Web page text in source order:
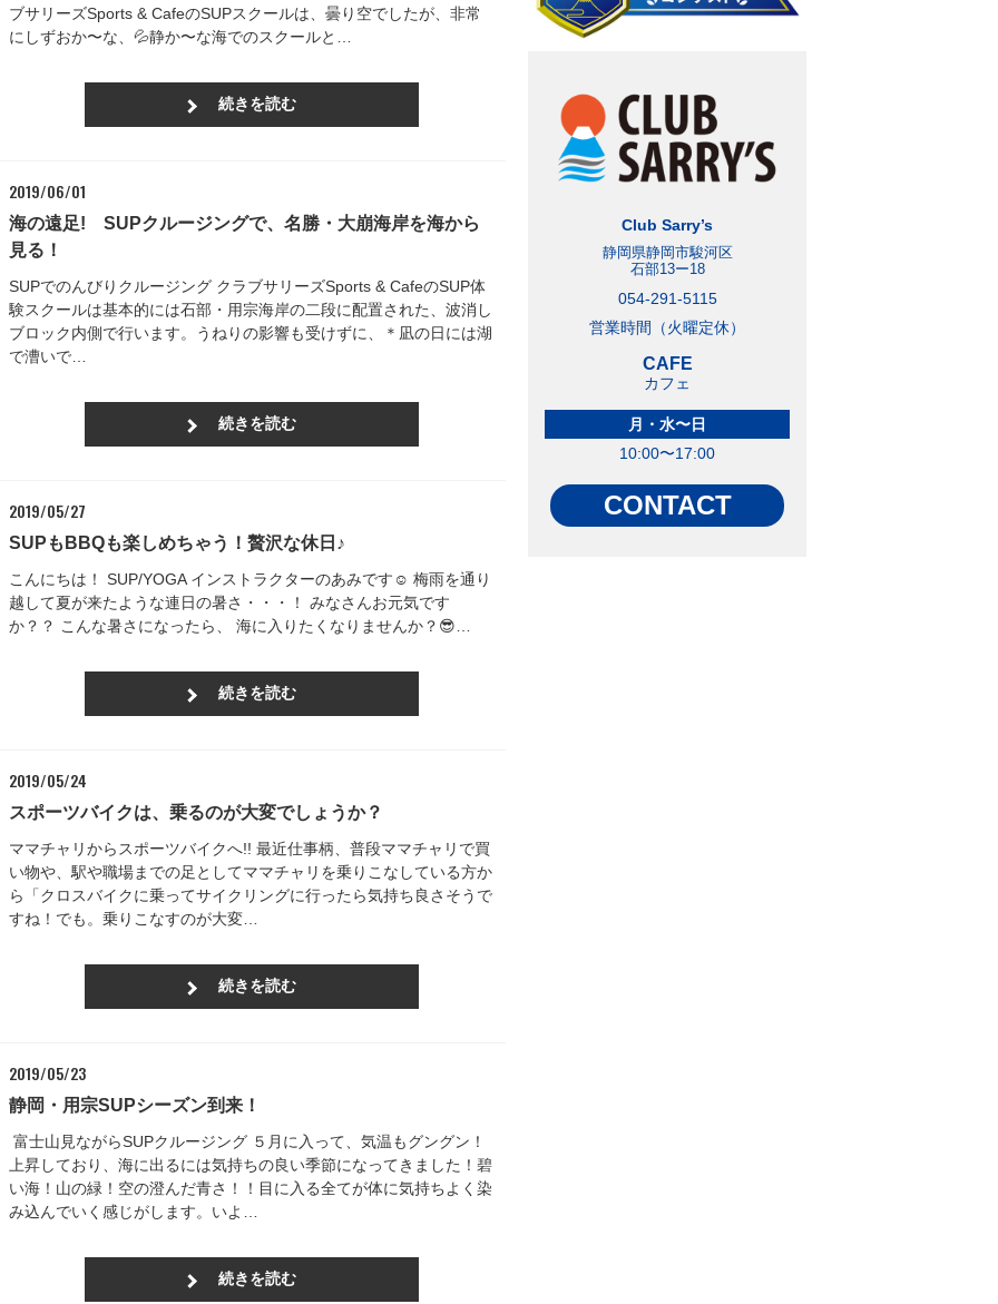
ブサリーズSports & CafeのSUPスクールは、曇り空でしたが、非常
にしずおか〜な、💦静か〜な海でのスクールと…
続きを読む
2019/06/01
海の遠足! SUPクルージングで、名勝・大崩海岸を海から
見る！
SUPでのんびりクルージング クラブサリーズSports & CafeのSUP体
験スクールは基本的には石部・用宗海岸の二段に配置された、波消し
ブロック内側で行います。うねりの影響も受けずに、＊凪の日には湖
で漕いで…
続きを読む
2019/05/27
SUPもBBQも楽しめちゃう！贅沢な休日♪
こんにちは！ SUP/YOGA インストラクターのあみです☺ 梅雨を通り
越して夏が来たような連日の暑さ・・・！ みなさんお元気です
か？？ こんな暑さになったら、 海に入りたくなりませんか？😎…
続きを読む
2019/05/24
スポーツバイクは、乗るのが大変でしょうか？
ママチャリからスポーツバイクへ!! 最近仕事柄、普段ママチャリで買
い物や、駅や職場までの足としてママチャリを乗りこなしている方か
ら「クロスバイクに乗ってサイクリングに行ったら気持ち良さそうで
すね！でも。乗りこなすのが大変…
続きを読む
2019/05/23
静岡・用宗SUPシーズン到来！
富士山見ながらSUPクルージング ５月に入って、気温もグングン！
上昇しており、海に出るには気持ちの良い季節になってきました！碧
い海！山の緑！空の澄んだ青さ！！目に入る全てが体に気持ちよく染
み込んでいく感じがします。いよ…
続きを読む
Club Sarry’s
静岡県静岡市駿河区
石部13ー18
054-291-5115
営業時間（火曜定休）
CAFE
カフェ
月・水〜日
10:00〜17:00
CONTACT